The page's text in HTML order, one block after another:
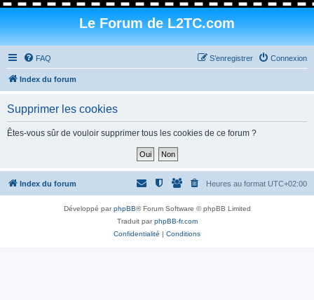
Le Forum de L2TC.com
FAQ Connexion
S’enregistrer
Index du forum
Supprimer les cookies
Êtes-vous sûr de vouloir supprimer tous les cookies de ce forum ?
Index du forum Heures au format UTC+02:00
Développé parphpBB® Forum Software © phpBB Limited
Traduit parphpBB-fr.com
Confidentialité | Conditions